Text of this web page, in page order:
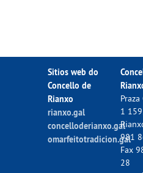
Sitios web do
Concello de
Rianxo
rianxo.gal
concelloderianxo.gal
omarfeitotradicion.gal
Praza
1
981
Fax
28